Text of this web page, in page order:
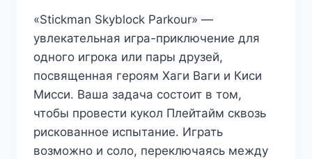
«Stickman Skyblock Parkour» —
увлекательная игра-приключение для
одного игрока или пары друзей,
посвященная героям Хаги Ваги и Киси
Мисси. Ваша задача состоит в том,
чтобы провести кукол Плейтайм сквозь
рискованное испытание. Играть
возможно и соло, переключаясь между